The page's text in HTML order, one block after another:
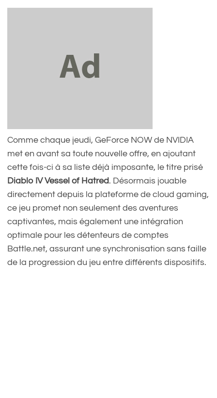
Comme chaque jeudi, GeForce NOW de NVIDIA
met en avant sa toute nouvelle offre, en ajoutant
cette fois-ci à sa liste déjà imposante, le titre prisé
Diablo IV Vessel of Hatred. Désormais jouable
directement depuis la plateforme de cloud gaming,
ce jeu promet non seulement des aventures
captivantes, mais également une intégration
optimale pour les détenteurs de comptes
Battle.net, assurant une synchronisation sans faille
de la progression du jeu entre différents dispositifs.